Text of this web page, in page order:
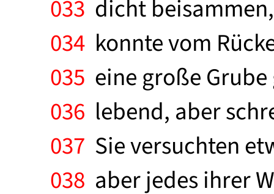
033 dicht
034 konnte vom
035 eine große
036 lebend, aber
037 Sie versuchten
038 aber jedes ihrer